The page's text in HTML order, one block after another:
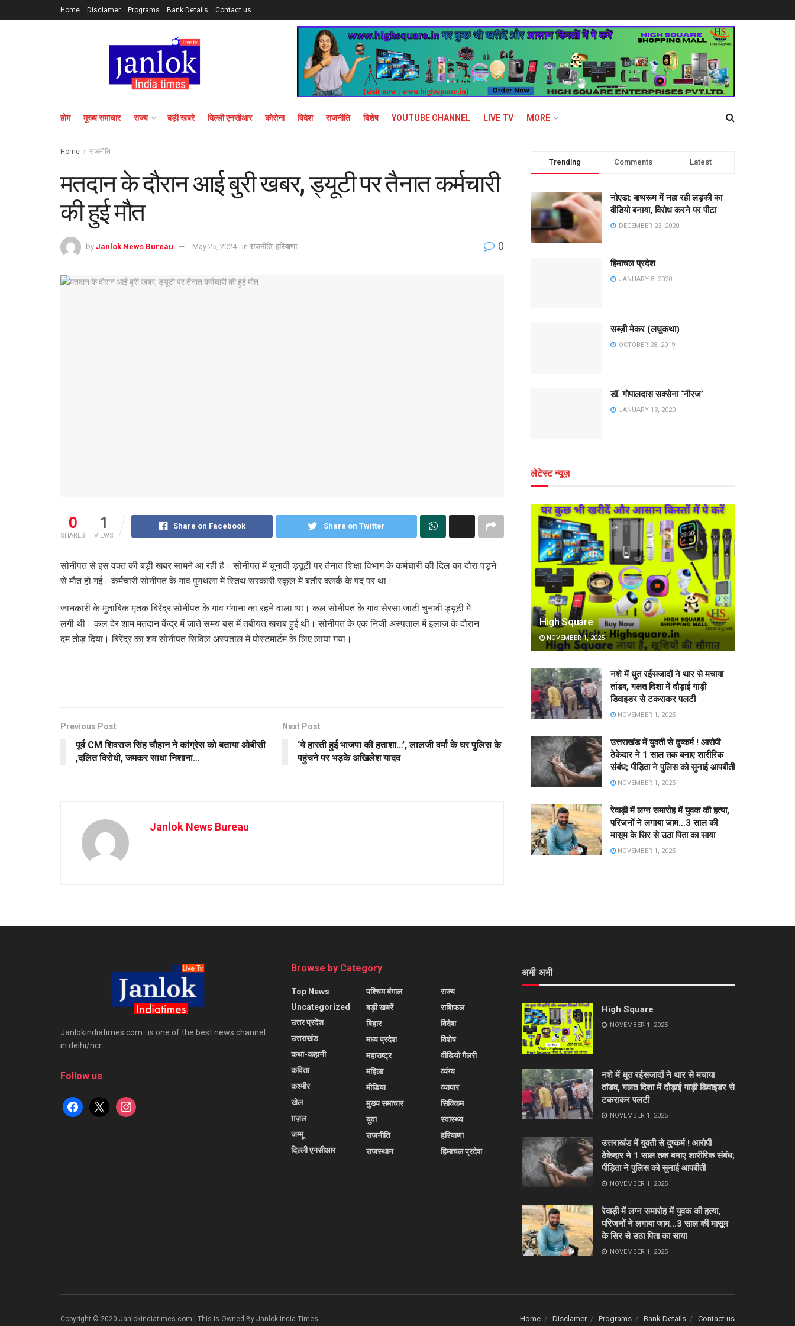
Home Disclamer Programs Bank Details Contact us
होम मुख्य समाचार राज्य बड़ी खबरे दिल्ली एनसीआर कोरोना विदेश राजनीति विशेष YOUTUBE CHANNEL LIVE TV MORE
Home राजनीति
मतदान के दौरान आई बुरी खबर, ड्यूटी पर तैनात कर्मचारी
की हुई मौत
by Janlok News Bureau May 25, 2024 in राजनीति, हरियाणा 0
0
SHARES
1
VIEWS
Share on Facebook Share on Twitter
सोनीपत से इस वक्त की बड़ी खबर सामने आ रही है। सोनीपत में चुनावी ड्यूटी पर तैनात शिक्षा विभाग के कर्मचारी की दिल का दौरा पड़ने
से मौत हो गई। कर्मचारी सोनीपत के गांव पुगथला में स्तिथ सरकारी स्कूल में बतौर क्लर्क के पद पर था।
जानकारी के मुताबिक मृतक बिरेंद्र सोनीपत के गांव गंगाना का रहने वाला था। कल सोनीपत के गांव सेरसा जाटी चुनावी ड्यूटी में
लगी थी। कल देर शाम मतदान केंद्र में जाते समय बस में तबीयत खराब हुई थी। सोनीपत के एक निजी अस्पताल में इलाज के दौरान
दम तोड़ दिया। बिरेंद्र का शव सोनीपत सिविल अस्पताल में पोस्टमार्टम के लिए लाया गया।
Previous Post
पूर्व CM शिवराज सिंह चौहान ने कांग्रेस को बताया ओबीसी
,दलित विरोधी, जमकर साधा निशाना…
Next Post
‘ये हारती हुई भाजपा की हताशा…’, लालजी वर्मा के घर पुलिस के
पहुंचने पर भड़के अखिलेश यादव
Janlok News Bureau
Trending Comments Latest
नोएडा: बाथरूम में नहा रही लड़की का
वीडियो बनाया, विरोध करने पर पीटा
DECEMBER 23, 2020
हिमाचल प्रदेश
JANUARY 8, 2020
सब्ज़ी मेकर (लघुकथा)
OCTOBER 28, 2019
डॉ. गोपालदास सक्सेना ‘नीरज’
JANUARY 13, 2020
लेटेस्ट न्यूज़
High Square
NOVEMBER 1, 2025
नशे में धुत रईसजादों ने थार से मचाया
तांडव, गलत दिशा में दौड़ाई गाड़ी
डिवाइडर से टकराकर पलटी
NOVEMBER 1, 2025
उत्तराखंड में युवती से दुष्कर्म ! आरोपी
ठेकेदार ने 1 साल तक बनाए शारीरिक
संबंध; पीड़िता ने पुलिस को सुनाई आपबीती
NOVEMBER 1, 2025
रेवाड़ी में लग्न समारोह में युवक की हत्या,
परिजनों ने लगाया जाम…3 साल की
मासूम के सिर से उठा पिता का साया
NOVEMBER 1, 2025
Janlokindiatimes.com : is one of the best news channel
in delhi/ncr
Follow us
facebook
x instagram
Browse by Category
Top News
Uncategorized
उत्तर प्रदेश
उत्तराखंड
कथा-कहानी
कविता
कश्मीर
खेल
ग़ज़ल
जम्मू
दिल्ली एनसीआर
पश्चिम बंगाल
बड़ी खबरें
बिहार
मध्य प्रदेश
महाराष्ट्र
महिला
मीडिया
मुख्य समाचार
युवा
राजनीति
राजस्थान
राज्य
राशिफल
विदेश
विशेष
वीडियो गैलरी
व्यंग्य
व्यापार
सिक्किम
स्वास्थ्य
हरियाणा
हिमाचल प्रदेश
अभी अभी
High Square
NOVEMBER 1, 2025
नशे में धुत रईसजादों ने थार से मचाया
तांडव, गलत दिशा में दौड़ाई गाड़ी डिवाइडर से
टकराकर पलटी
NOVEMBER 1, 2025
उत्तराखंड में युवती से दुष्कर्म ! आरोपी
ठेकेदार ने 1 साल तक बनाए शारीरिक संबंध;
पीड़िता ने पुलिस को सुनाई आपबीती
NOVEMBER 1, 2025
रेवाड़ी में लग्न समारोह में युवक की हत्या,
परिजनों ने लगाया जाम…3 साल की मासूम
के सिर से उठा पिता का साया
NOVEMBER 1, 2025
Home Disclamer Programs Bank Details Contact us
Copyright © 2020 Janlokindiatimes.com | This is Owned By Janlok India Times